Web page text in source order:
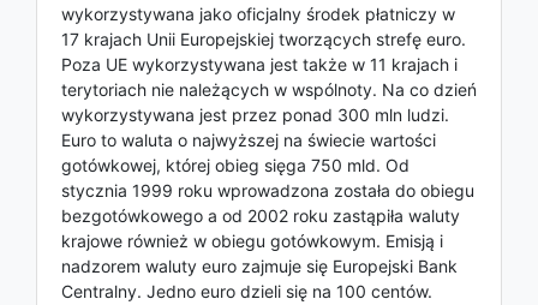
wykorzystywana jako oficjalny środek płatniczy w
17 krajach Unii Europejskiej tworzących strefę euro.
Poza UE wykorzystywana jest także w 11 krajach i
terytoriach nie należących w wspólnoty. Na co dzień
wykorzystywana jest przez ponad 300 mln ludzi.
Euro to waluta o najwyższej na świecie wartości
gotówkowej, której obieg sięga 750 mld. Od
stycznia 1999 roku wprowadzona została do obiegu
bezgotówkowego a od 2002 roku zastąpiła waluty
krajowe również w obiegu gotówkowym. Emisją i
nadzorem waluty euro zajmuje się Europejski Bank
Centralny. Jedno euro dzieli się na 100 centów.